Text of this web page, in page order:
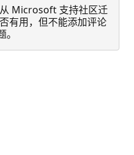
Microsoft 支持社区迁
有用，但不能添加评论